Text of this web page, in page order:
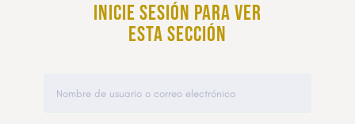
Inicie sesión para ver
esta sección